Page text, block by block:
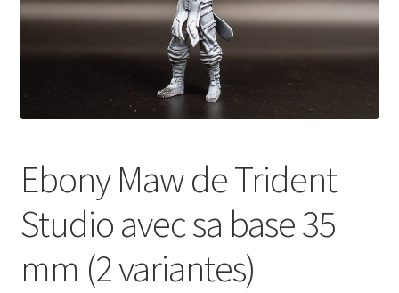
Wishlist
Ebony Maw de Trident
Studio avec sa base 35
mm (2 variantes)